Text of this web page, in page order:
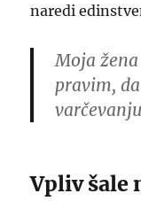
naredi
Moja
pravim,
Vpliv šale